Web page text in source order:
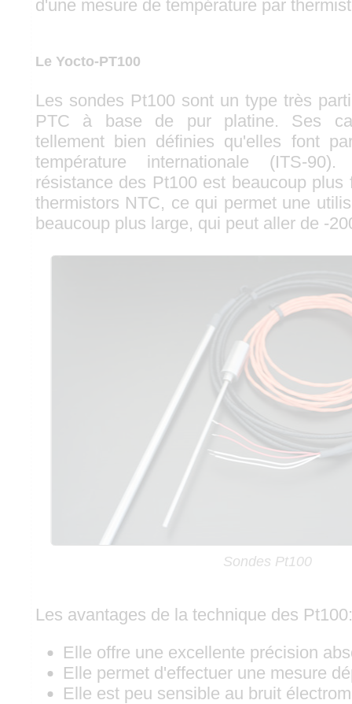
d'une mesure de température par
Le Yocto-PT100
Les sondes Pt100 sont un type très
PTC à base de pur platine. Ses
tellement bien définies qu'elles font
température internationale (ITS-
résistance des Pt100 est beaucoup plus
thermistors NTC, ce qui permet une
beaucoup plus large, qui peut aller de -
Sondes Pt100
Les avantages de la technique des Pt100:
Elle offre une excellente précision
Elle permet d'effectuer une mesure
Elle est peu sensible au bruit